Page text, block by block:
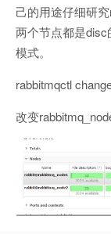
己的用途仔细研
两个节点都是
模式。
rabbitmqctl
改变